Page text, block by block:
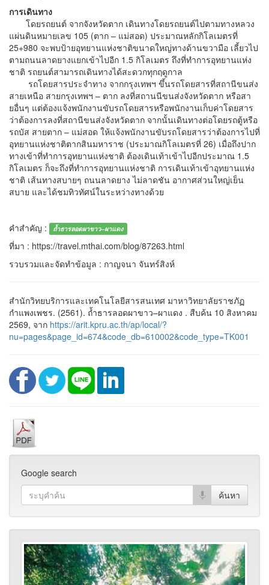
การเดินทาง
โดยรถยนต์ จากจังหวัดตาก เดินทางโดยรถยนต์ไปตามทางหลวง
แผ่นดินหมายเลข 105 (ตาก – แม่สอด) ประมาณหลักกิโลเมตรที่
25+980 จะพบป้ายอุทยานแห่งชาติขนาดใหญ่ทางด้านขวามือ เลี้ยวไป
ตามถนนลาดยางแยกเข้าไปอีก 1.5 กิโลเมตร ถึงที่ทำการอุทยานแห่ง
ชาติ รถยนต์สามารถเดินทางได้สะดวกทุกฤดูกาล
รถโดยสารประจำทาง จากกรุงเทพฯ ขึ้นรถโดยสารที่สถานีขนส่ง
สายเหนือ สายกรุงเทพฯ – ตาก ลงที่สถานนีขนส่งจังหวัดตาก หรือสา
ยอื่นๆ แต่ต้องแจ้งพนักงานขับรถโดยสารหรือพนักงานเก็บค่าโดยสาร
ว่าต้องการลงที่สถานีขนส่งจังหวัดตาก จากนั้นเดินทางต่อโดยรถตู้หรือ
รถบัส สายตาก – แม่สอด ให้แจ้งพนักงานขับรถโดยสารว่าต้องการไปที่
อุทยานแห่งชาติตากสินมหาราช (ประมาณกิโลเมตรที่ 26) เมื่อถึงปาก
ทางเข้าที่ทำการอุทยานแห่งชาติ ต้องเดินเท้าเข้าไปอีกประมาณ 1.5
กิโลเมตร ก็จะถึงที่ทำการอุทยานแห่งชาติ การเดินเท้าเข้าอุทยานแห่ง
ชาติ เส้นทางสบายๆ ถนนลาดยาง ไม่ลาดชัน อากาศส่วนใหญ่เย็น
สบาย และได้ชมทิวทัศน์ในระหว่างทางด้วย
คำสำคัญ : ถ้ำธารลอดผาขาว–ผาแดง
ที่มา : https://travel.mthai.com/blog/87263.html
รวบรวมและจัดทำข้อมูล : กาญจนา จันทร์สิงห์
สำนักวิทยบริการและเทคโนโลยีสารสนเทศ มาหาวิทยาลัยราชภัฏ
กำแพงเพชร. (2561). ถ้ำธารลอดผาขาว–ผาแดง . สืบค้น 10 สิงหาคม
2569, จาก https://arit.kpru.ac.th/ap/local/?
nu=pages&page_id=674&code_db=610002&code_type=TK001
Google search